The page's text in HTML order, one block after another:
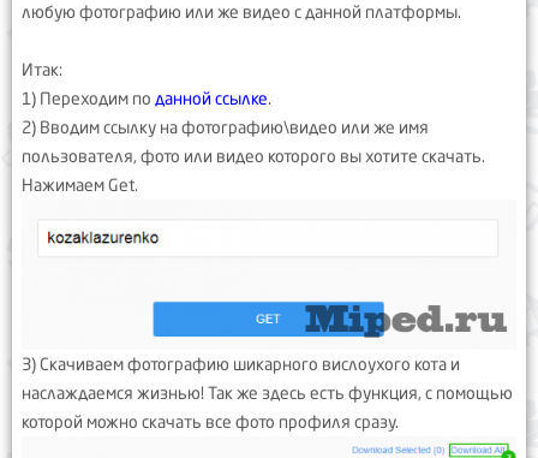
любую фотографию или же видео с данной платформы.
Итак:
1) Переходим по данной ссылке.
2) Вводим ссылку на фотографию\видео или же имя
пользователя, фото или видео которого вы хотите скачать.
Нажимаем Get.
3) Скачиваем фотографию шикарного вислоухого кота и
наслаждаемся жизнью! Так же здесь есть функция, с помощью
которой можно скачать все фото профиля сразу.